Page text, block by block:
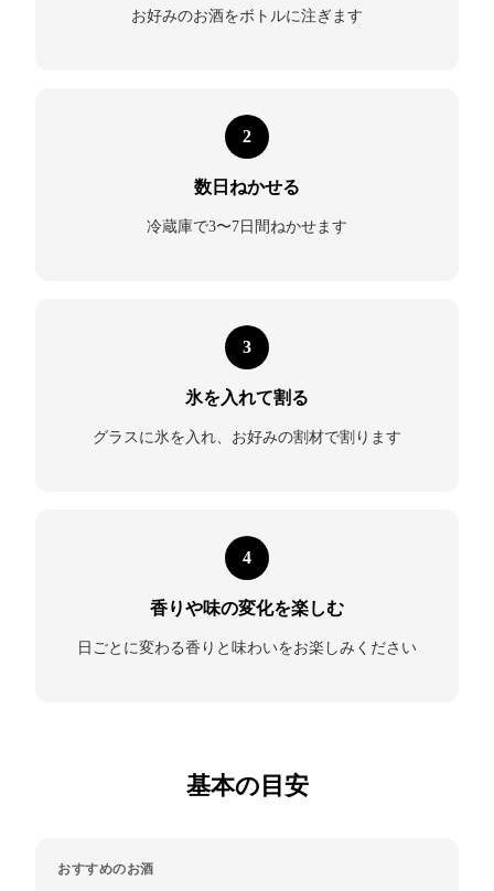
お好みのお酒をボトルに注ぎます
2
数日ねかせる
冷蔵庫で3〜7日間ねかせます
3
氷を入れて割る
グラスに氷を入れ、お好みの割材で割ります
4
香りや味の変化を楽しむ
日ごとに変わる香りと味わいをお楽しみください
基本の目安
おすすめのお酒